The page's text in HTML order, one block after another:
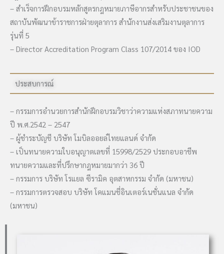
– สำเร็จการฝึกอบรมหลักสูตรกฎหมายภาษีอากรสำหรับประชาชนของ
สถาบันพัฒนาข้าราชการฝ่ายตุลาการ สำนักงานส่งเสริมงานตุลาการ
รุ่นที่ 5
– Director Accreditation Program Class 107/2014 ของ IOD
ประสบการณ์
– กรรมการอำนวยการสำนักฝึกอบรมวิชาว่าความแห่งสภาทนายความ
ปี พ.ศ.2542 – 2547
– ผู้ชำระบัญชี บริษัท โมบิลออยล์ไทยแลนด์ จำกัด
– เป็นทนายความใบอนุญาตเลขที่ 15998/2529 ประกอบอาชีพ
ทนายความและที่ปรึกษากฎหมายมากว่า 36 ปี
– กรรมการ บริษัท โรแยล ซีรามิค อุตสาหกรรม จำกัด (มหาชน)
– กรรมการตรวจสอบ บริษัท โคแมนชี่อินเตอร์เนชั่นแนล จำกัด
(มหาชน)